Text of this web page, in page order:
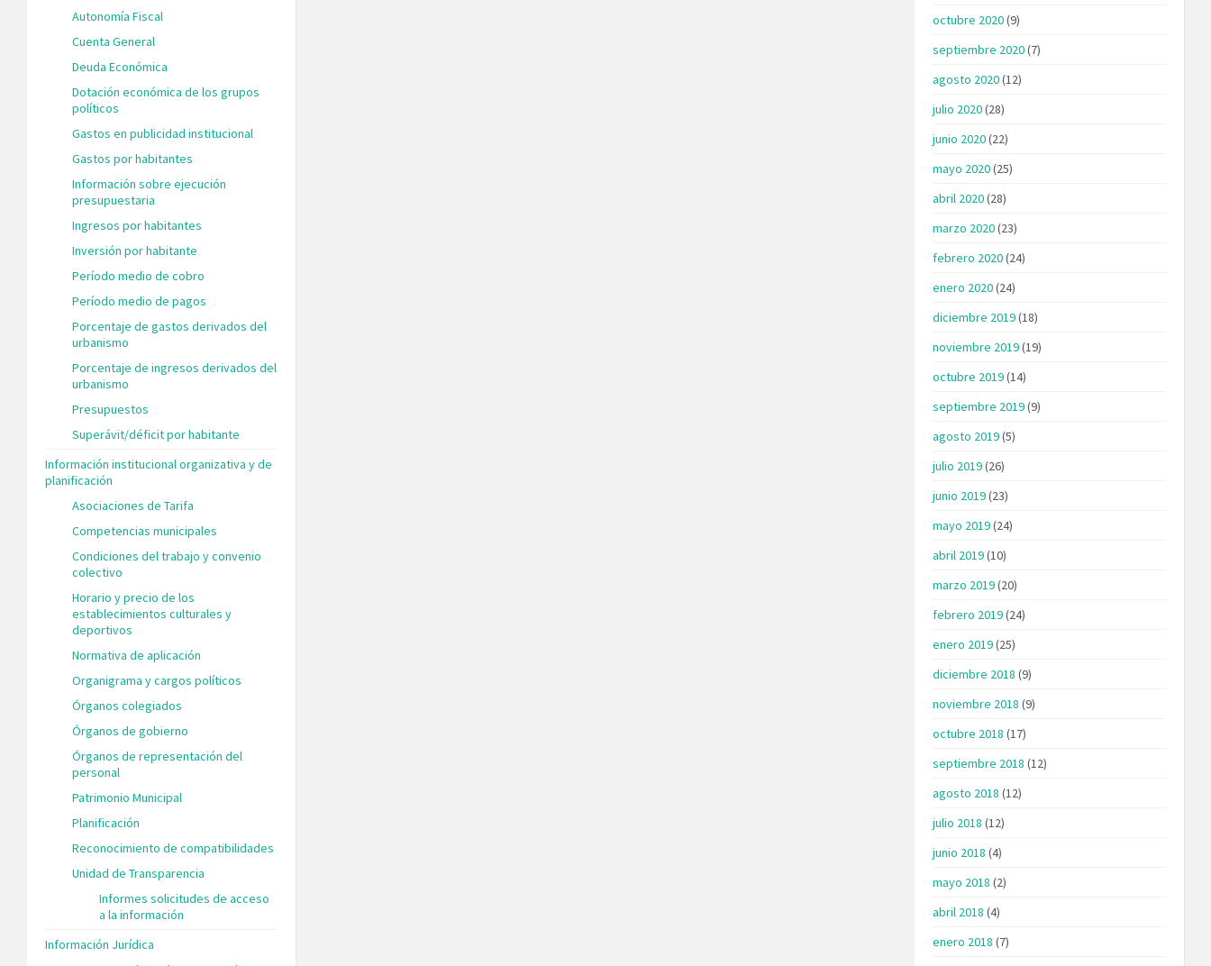
Autonomía Fiscal
Cuenta General
Deuda Económica
Dotación económica de los grupos
políticos
Gastos en publicidad institucional
Gastos por habitantes
Información sobre ejecución
presupuestaria
Ingresos por habitantes
Inversión por habitante
Período medio de cobro
Período medio de pagos
Porcentaje de gastos derivados del
urbanismo
Porcentaje de ingresos derivados del
urbanismo
Presupuestos
Superávit/déficit por habitante
Información institucional organizativa y de
planificación
Asociaciones de Tarifa
Competencias municipales
Condiciones del trabajo y convenio
colectivo
Horario y precio de los
establecimientos culturales y
deportivos
Normativa de aplicación
Organigrama y cargos políticos
Órganos colegiados
Órganos de gobierno
Órganos de representación del
personal
Patrimonio Municipal
Planificación
Reconocimiento de compatibilidades
Unidad de Transparencia
Informes solicitudes de acceso
a la información
Información Jurídica
octubre 2020(9)
septiembre 2020(7)
agosto 2020(12)
julio 2020(28)
junio 2020(22)
mayo 2020(25)
abril 2020(28)
marzo 2020(23)
febrero 2020(24)
enero 2020(24)
diciembre 2019(18)
noviembre 2019(19)
octubre 2019(14)
septiembre 2019(9)
agosto 2019(5)
julio 2019(26)
junio 2019(23)
mayo 2019(24)
abril 2019(10)
marzo 2019(20)
febrero 2019(24)
enero 2019(25)
diciembre 2018 (9)
noviembre 2018 (9)
octubre 2018 (17)
septiembre 2018 (12)
agosto 2018 (12)
julio 2018 (12)
junio 2018 (4)
mayo 2018 (2)
abril 2018 (4)
enero 2018 (7)